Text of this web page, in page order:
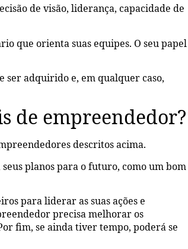
de visão, liderança, capacidade de
que orienta suas equipes. O seu papel
ser adquirido e, em qualquer caso,
de empreendedor?
descritos acima.
planos para o futuro, como um bom
para liderar as suas ações e
precisa melhorar os
fim, se ainda tiver tempo, poderá se